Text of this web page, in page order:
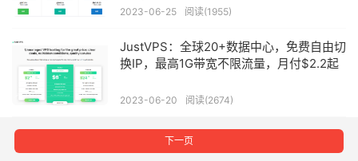
33元起
2023-06-25 阅读(1955)
JustVPS：全球20+数据中心，免费自由切
换IP，最高1G带宽不限流量，月付$2.2起
2023-06-20 阅读(2674)
下一页